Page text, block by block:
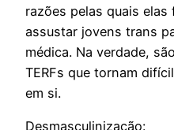
razões pelas quais
assustar jovens trans
médica. Na verdade,
TERFs que tornam
em si.
Desmasculinização: